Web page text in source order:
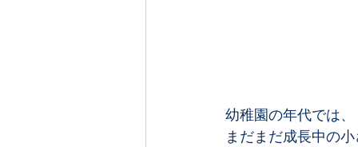
幼稚園の年代では、
まだまだ成長中の